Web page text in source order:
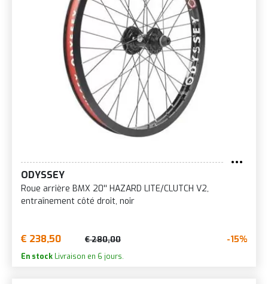
ODYSSEY
Roue arrière BMX 20'' HAZARD LITE/CLUTCH V2,
entraînement côté droit, noir
€ 238,50 € 280,00 -15%
En stock Livraison en 6 jours.